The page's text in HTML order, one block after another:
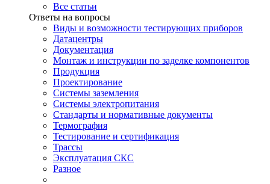
Все статьи
Ответы на вопросы
Виды и возможности тестирующих приборов
Датацентры
Документация
Монтаж и инструкции по заделке компонентов
Продукция
Проектирование
Системы заземления
Системы электропитания
Стандарты и нормативные документы
Термография
Тестирование и сертификация
Трассы
Эксплуатация СКС
Разное